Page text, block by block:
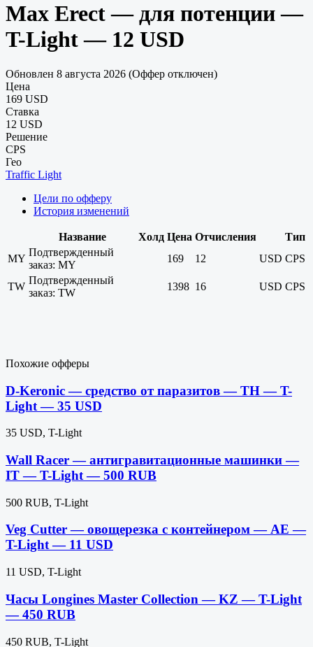
Max Erect — для потенции —
T-Light — 12 USD
Обновлен 8 августа 2026 (Оффер отключен)
Цена
169 USD
Ставка
12 USD
Решение
CPS
Гео
Traffic Light
Цели по офферу
История изменений
Название Холд Цена Отчисления
Тип
MY
Подтвержденный
заказ: MY
169 12 USD CPS
TW
Подтвержденный
заказ: TW
1398 16 USD CPS
Похожие офферы
D-Keronic — средство от паразитов — TH — T-
Light — 35 USD
35 USD, T-Light
Wall Racer — антигравитационные машинки —
IT — T-Light — 500 RUB
500 RUB, T-Light
Veg Cutter — овощерезка с контейнером — AE —
T-Light — 11 USD
11 USD, T-Light
Часы Longines Master Collection — KZ — T-Light
— 450 RUB
450 RUB, T-Light